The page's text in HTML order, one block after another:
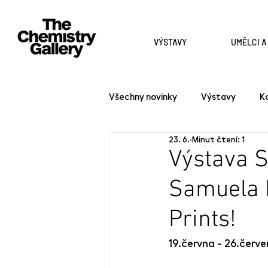
VÝSTAVY UMĚLCI
Všechny novinky Výstavy
Výstava
Samuela
Prints!
23. 6. Minut čtení: 1
19.června -